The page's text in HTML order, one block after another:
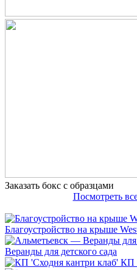
Заказать бокс с образцами
Посмотреть
Благоустройство на крыше
Веранды для детского сада
КП